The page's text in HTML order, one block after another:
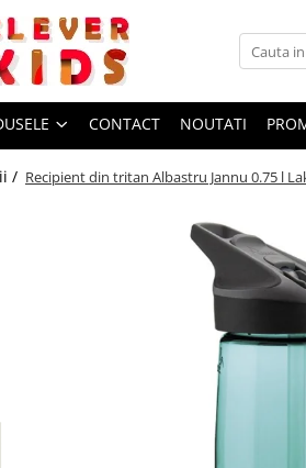
CONTACT NOUTATI
/ Recipient din tritan Albastru Jannu 0.75 l